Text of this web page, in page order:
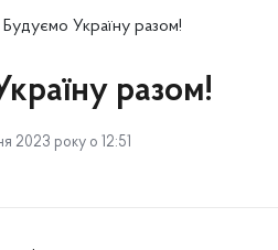
Будуємо Україну разом!
разом!
2023 року о 12:51